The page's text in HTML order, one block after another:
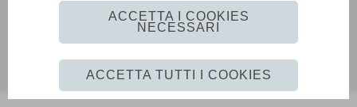
Lgs. 82/2022 (attuazione della direttiva UE 2019/882) per cui
non è obbligata all’adeguamento del proprio sito Web.
Realizzazione siti web www.sitoper.it
ACCETTA I COOKIES
NECESSARI
ACCETTA TUTTI I COOKIES